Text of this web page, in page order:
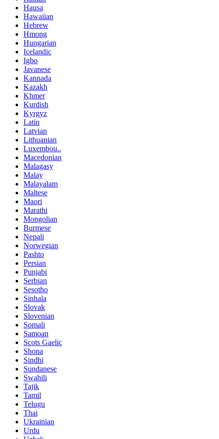
Hausa
Hawaiian
Hebrew
Hmong
Hungarian
Icelandic
Igbo
Javanese
Kannada
Kazakh
Khmer
Kurdish
Kyrgyz
Latin
Latvian
Lithuanian
Luxembou..
Macedonian
Malagasy
Malay
Malayalam
Maltese
Maori
Marathi
Mongolian
Burmese
Nepali
Norwegian
Pashto
Persian
Punjabi
Serbian
Sesotho
Sinhala
Slovak
Slovenian
Somali
Samoan
Scots Gaelic
Shona
Sindhi
Sundanese
Swahili
Tajik
Tamil
Telugu
Thai
Ukrainian
Urdu